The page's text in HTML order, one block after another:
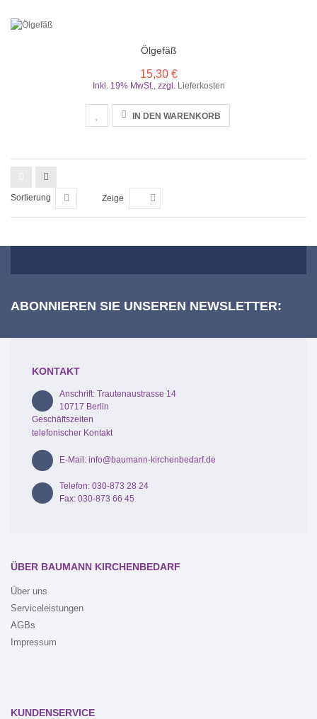
Ölgefäß
15,30 €
Inkl. 19% MwSt. zzgl. Lieferkosten
IN DEN WARENKORB
Sortierung Zeige
ABONNIEREN SIE UNSEREN NEWSLETTER:
KONTAKT
Anschrift: Trautenaustrasse 14
10717 Berlin
Geschäftszeiten
telefonischer Kontakt
E-Mail: info@baumann-kirchenbedarf.de
Telefon: 030-873 28 24
Fax: 030-873 66 45
ÜBER BAUMANN KIRCHENBEDARF
Über uns
Serviceleistungen
AGBs
Impressum
KUNDENSERVICE